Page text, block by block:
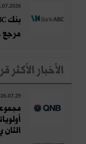
مرجع
الأخبار الأكثر
الثان ي